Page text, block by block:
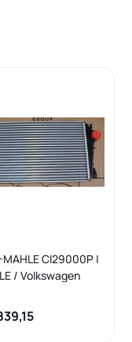
MAHLE CI29000P |
/ Volkswagen
180PS Motor